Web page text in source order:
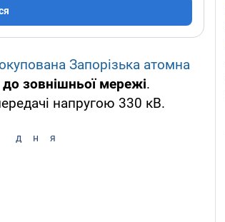
Запорізька атомна
зовнішньої мережі.
напругою 330 кВ.
дня